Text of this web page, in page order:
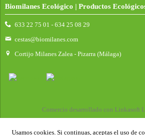
Usamos cookies. Si continuas, aceptas el uso de
Biomilanes Ecológico | Productos
633 22 75 01 - 634 25 08 29
cestas@biomilanes.com
Cortijo Milanes Zalea - Pizarra (Málaga)
Comercio desarrollado con Linkasoft